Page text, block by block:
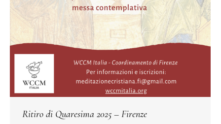
Ritiro di Quaresima 2025 – Firenze